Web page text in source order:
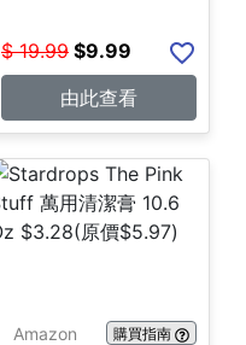
$ 19.99 $9.99
由此查看
Amazon 購買指南